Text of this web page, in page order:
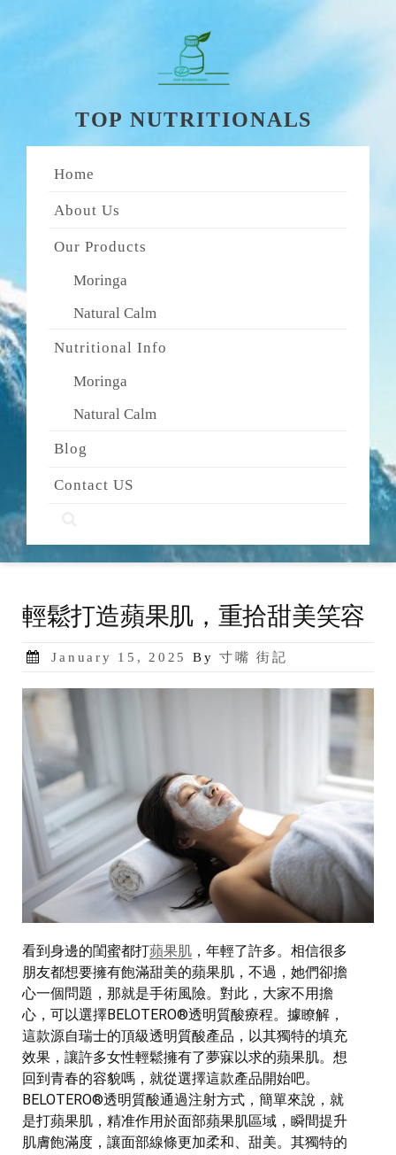
TOP NUTRITIONALS
Home
About Us
Our Products
Moringa
Natural Calm
Nutritional Info
Moringa
Natural Calm
Blog
Contact US
輕鬆打造蘋果肌，重拾甜美笑容
Posted
January 15, 2025 By寸嘴 街記
看到身邊的閨蜜都打蘋果肌 ，年輕了許多。相信很多
朋友都想要擁有飽滿甜美的蘋果肌，不過，她們卻擔
心一個問題，那就是手術風險。對此，大家不用擔
心，可以選擇BELOTERO®透明質酸療程。據瞭解，
這款源自瑞士的頂級透明質酸產品，以其獨特的填充
效果，讓許多女性輕鬆擁有了夢寐以求的蘋果肌。想
回到青春的容貌嗎，就從選擇這款產品開始吧。
BELOTERO®透明質酸通過注射方式，簡單來說，就
是打蘋果肌，精准作用於面部蘋果肌區域，瞬間提升
肌膚飽滿度，讓面部線條更加柔和、甜美。其獨特的